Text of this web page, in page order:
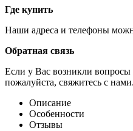
Где купить
Наши адреса и телефоны
Обратная связь
Если у Вас возникли
пожалуйста, свяжитесь с нами.
Описание
Особенности
Отзывы